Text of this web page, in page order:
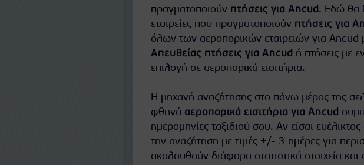
πραγματοποιούν πτήσεις για Ancud. Εδώ θα
εταιρείες που πραγματοποιούν πτήσεις για
όλων των αεροπορικών εταιρειών για Ancud
Απευθείας πτήσεις για Ancud ή πτήσεις με
επιλογή σε αεροπορικά εισιτήρια.
Η μηχανή αναζήτησης στο πάνω μέρος της
φθηνά αεροπορικά εισιτήρια για Ancud
ημερομηνίες ταξιδιού σου. Αν είσαι
την αναζήτηση με τιμές +/- 3 ημέρες για
ακολουθούν διάφορα στατιστικά στοιχεία και